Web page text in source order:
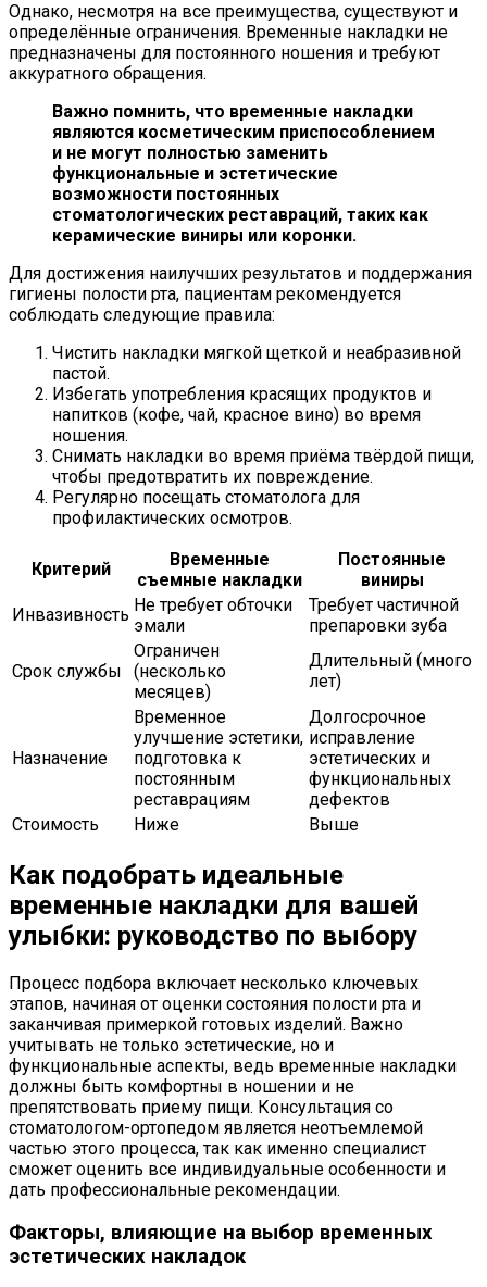
Однако, несмотря на все преимущества, существуют и
определённые ограничения. Временные накладки не
предназначены для постоянного ношения и требуют
аккуратного обращения.
Важно помнить, что временные накладки
являются косметическим приспособлением
и не могут полностью заменить
функциональные и эстетические
возможности постоянных
стоматологических реставраций, таких как
керамические виниры или коронки.
Для достижения наилучших результатов и поддержания
гигиены полости рта, пациентам рекомендуется
соблюдать следующие правила:
Чистить накладки мягкой щеткой и неабразивной
пастой.
Избегать употребления красящих продуктов и
напитков (кофе, чай, красное вино) во время
ношения.
Снимать накладки во время приёма твёрдой пищи,
чтобы предотвратить их повреждение.
Регулярно посещать стоматолога для
профилактических осмотров.
Критерий
Временные
съемные накладки
Постоянные
виниры
Инвазивность Не требует обточки
эмали
Требует частичной
препаровки зуба
Срок службы
Ограничен
(несколько
месяцев)
Длительный (много
лет)
Назначение
Временное
улучшение эстетики,
подготовка к
постоянным
реставрациям
Долгосрочное
исправление
эстетических и
функциональных
дефектов
Стоимость
Ниже Выше
Как подобрать идеальные
временные накладки для вашей
улыбки: руководство по выбору
Процесс подбора включает несколько ключевых
этапов, начиная от оценки состояния полости рта и
заканчивая примеркой готовых изделий. Важно
учитывать не только эстетические, но и
функциональные аспекты, ведь временные накладки
должны быть комфортны в ношении и не
препятствовать приему пищи. Консультация со
стоматологом-ортопедом является неотъемлемой
частью этого процесса, так как именно специалист
сможет оценить все индивидуальные особенности и
дать профессиональные рекомендации.
Факторы, влияющие на выбор временных
эстетических накладок